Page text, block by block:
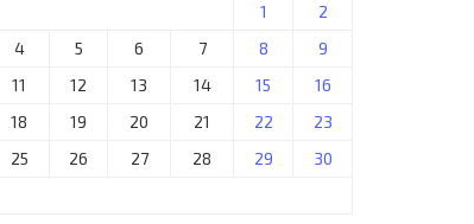
1
2
4 5 6 7 8
9
11 12 13 14 15
16
18 19 20 21 22
23
25 26 27 28 29
30